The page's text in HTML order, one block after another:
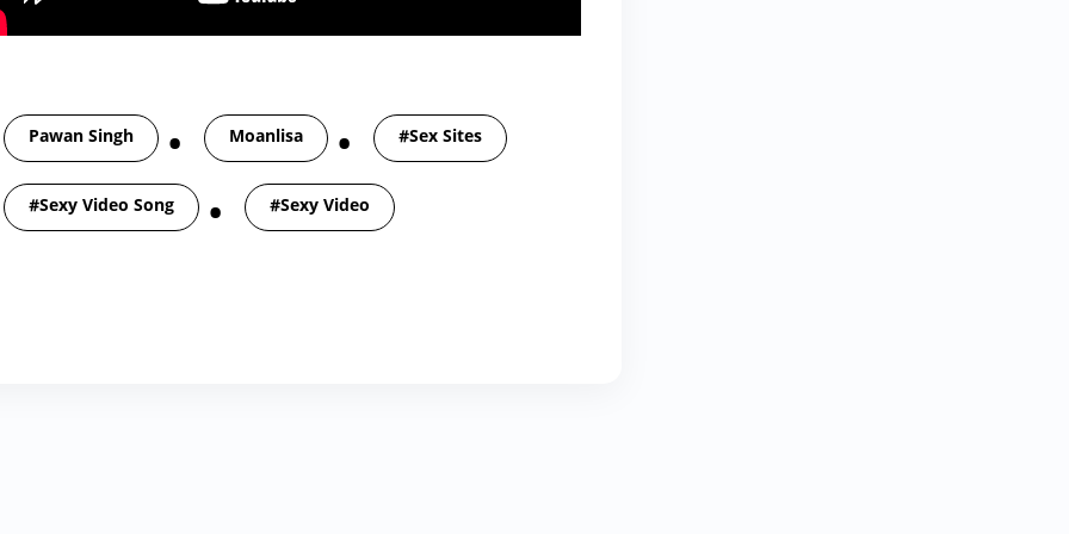
Pawan Singh Moanlisa #Sex Sites
#Sexy Video Song #Sexy Video